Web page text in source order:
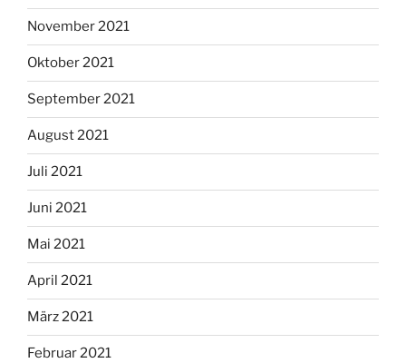
November 2021
Oktober 2021
September 2021
August 2021
Juli 2021
Juni 2021
Mai 2021
April 2021
März 2021
Februar 2021